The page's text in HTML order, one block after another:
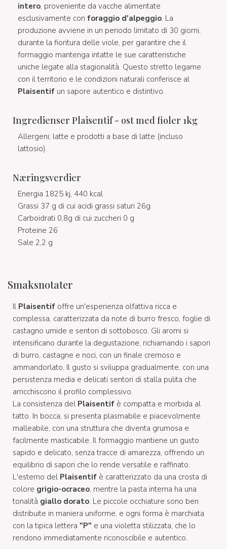
intero, proveniente da vacche alimentate
esclusivamente con foraggio d'alpeggio. La
produzione avviene in un periodo limitato di 30 giorni,
durante la fioritura delle viole, per garantire che il
formaggio mantenga intatte le sue caratteristiche
uniche legate alla stagionalità. Questo stretto legame
con il territorio e le condizioni naturali conferisce al
Plaisentif un sapore autentico e distintivo.
Ingredienser Plaisentif - ost med fioler 1kg
Allergeni; latte e prodotti a base di latte (incluso
lattosio).
Næringsverdier
Energia 1825 kj, 440 kcal
Grassi 37 g di cui acidi grassi saturi 26g
Carboidrati 0,8g di cui zuccheri 0 g
Proteine 26
Sale 2,2 g
Smaksnotater
Il Plaisentif offre un'esperienza olfattiva ricca e
complessa, caratterizzata da note di burro fresco, foglie di
castagno umide e sentori di sottobosco. Gli aromi si
intensificano durante la degustazione, richiamando i sapori
di burro, castagne e noci, con un finale cremoso e
ammandorlato. Il gusto si sviluppa gradualmente, con una
persistenza media e delicati sentori di stalla pulita che
arricchiscono il profilo complessivo.
La consistenza del Plaisentif è compatta e morbida al
tatto. In bocca, si presenta plasmabile e piacevolmente
malleabile, con una struttura che diventa grumosa e
facilmente masticabile. Il formaggio mantiene un gusto
sapido e delicato, senza tracce di amarezza, offrendo un
equilibrio di sapori che lo rende versatile e raffinato.
L'esterno del Plaisentif è caratterizzato da una crosta di
colore grigio-ocraceo, mentre la pasta interna ha una
tonalità giallo dorato. Le piccole occhiature sono ben
distribuite in maniera uniforme, e ogni forma è marchiata
con la tipica lettera "P" e una violetta stilizzata, che lo
rendono immediatamente riconoscibile e autentico.